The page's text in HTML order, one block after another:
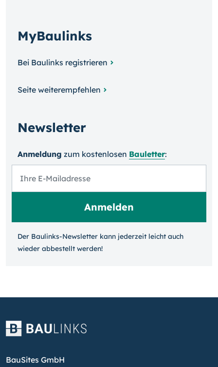
MyBaulinks
Bei Baulinks registrieren
Seite weiterempfehlen
Newsletter
Anmeldung zum kosten­losen Bauletter:
Der Baulinks-Newsletter kann jeder­zeit leicht auch
wieder ab­bestellt werden!
BauSites GmbH